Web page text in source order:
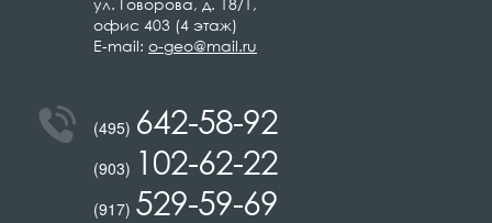
офис 403 (4 этаж)
E-mail: o-geo@mail.ru
(495) 642-58-92
(903) 102-62-22
(917) 529-59-69